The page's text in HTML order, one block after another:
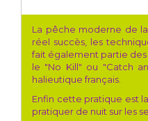
La pêche moderne de
réel succès, les
fait également partie
le "No Kill" ou "Catch
halieutique français.
Enfin cette pratique est
pratiquer de nuit sur les